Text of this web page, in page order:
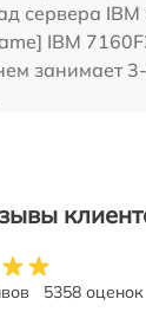
сервера
IBM
занимает
5358 оценок